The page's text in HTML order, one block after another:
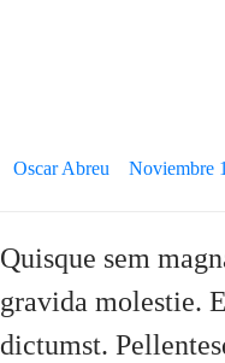
Oscar Abreu Noviembre
Quisque sem
gravida molestie.
dictumst.